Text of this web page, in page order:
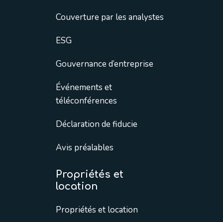
Couverture par les analystes
ESG
Gouvernance d’entreprise
Événements et
téléconférences
Déclaration de fiducie
Avis préalables
Propriétés et
location
Propriétés et location